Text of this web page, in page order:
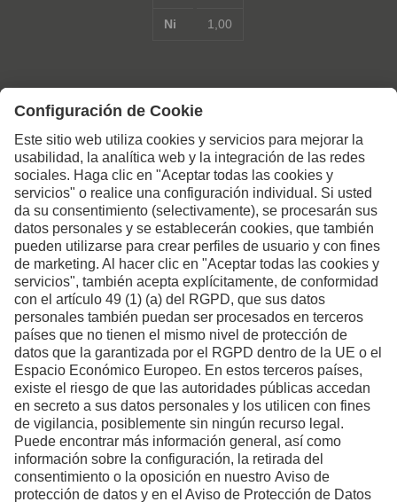
Ni 1,00
Póngase en contacto con
nosotros si desea más
información.
Formulario de contacto
LinkedIn voestalpine Perú